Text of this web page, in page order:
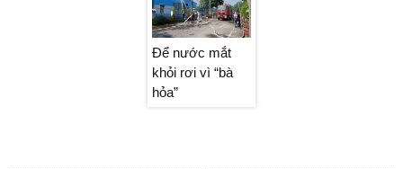
Để nước mắt
khỏi rơi vì “bà
hỏa”